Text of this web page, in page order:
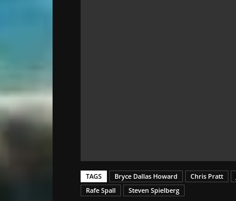
TAGS Bryce Dallas Howard Chris Pratt
Rafe Spall
Steven Spielberg